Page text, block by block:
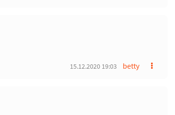
betty
15.12.2020 19:03